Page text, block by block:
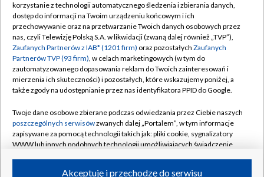
TVP
Abonament TVP
Emisja w TVP
Centrum informacji TVP
Naziemna Telewizja Cyfrowa
Rada Programowa
System NOS
Informacje o nadawcy
Regulamin TVP
Polityka prywatności
Moje zgody
Pomoc
Kontakt
Kanały
korzystanie z technologii automatycznego śledzenia i zbierania danych,
dostęp do informacji na Twoim urządzeniu końcowym i ich
przechowywanie oraz na przetwarzanie Twoich danych osobowych przez
nas, czyli Telewizję Polską S.A. w likwidacji (zwaną dalej również „TVP”),
Zaufanych Partnerów z IAB* (1201 firm) oraz pozostałych Zaufanych
Partnerów TVP (93 firm), w celach marketingowych (w tym do
zautomatyzowanego dopasowania reklam do Twoich zainteresowań i
mierzenia ich skuteczności) i pozostałych, które wskazujemy poniżej, a
także zgody na udostępnianie przez nas identyfikatora PPID do Google.
Twoje dane osobowe zbierane podczas odwiedzania przez Ciebie naszych
poszczególnych serwisówzwanych dalej „Portalem”, w tym informacje
zapisywane za pomocą technologii takich jak: pliki cookie, sygnalizatory
WWW lub innych podobnych technologii umożliwiających świadczenie
Akceptuję i przechodzę do serwisu